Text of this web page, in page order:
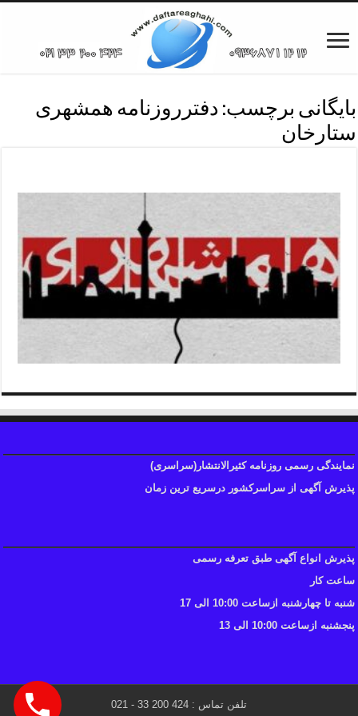
بایگانی برچسب: دفترروزنامه همشهری
ستارخان
نمایندگی رسمی روزنامه کثیرالانتشار(سراسری)
پذیرش آگهی از سراسرکشور درسریع ترین زمان
پذیرش انواع آگهی طبق تعرفه رسمی
ساعت کار
شنبه تا چهارشنبه ازساعت 10:00 الی 17
پنجشنبه ازساعت 10:00 الی 13
تلفن تماس : 424 200 33 - 021